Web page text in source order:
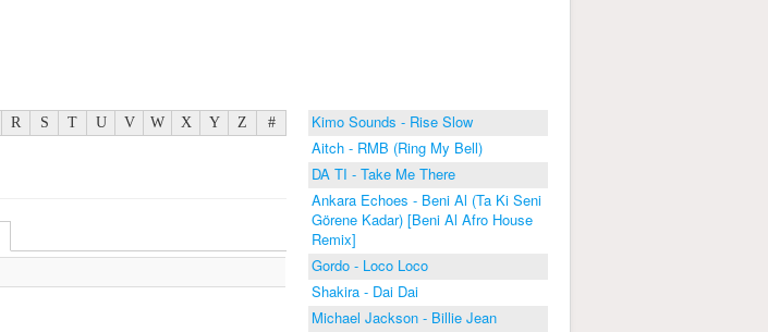
R S T U V W X Y Z #
Kimo Sounds - Rise Slow
Aitch - RMB (Ring My Bell)
DA TI - Take Me There
Ankara Echoes - Beni Al (Ta Ki Seni
Görene Kadar) [Beni Al Afro House
Remix]
Gordo - Loco Loco
Shakira - Dai Dai
Michael Jackson - Billie Jean